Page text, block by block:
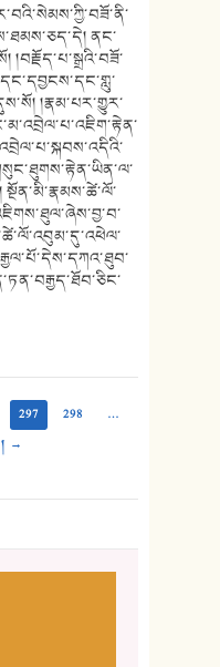
ནང་
།བརྗོད་པ་སྒྲའི་བཟོ་
།རྣམ་པར་གྱུར་
སྔོན་མི་རྣམས་ཚེ་ལོ་
297 298
…
→